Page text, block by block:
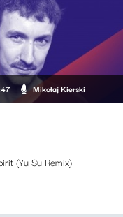
Mikołaj Kierski
(Yu Su Remix)